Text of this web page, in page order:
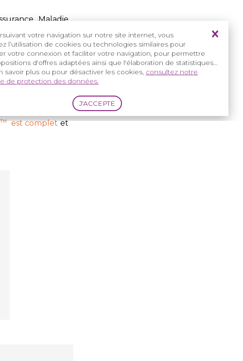
votre navigation sur notre site internet, vous
l’utilisation de cookies ou technologies similaires pour
votre connexion et faciliter votre navigation, pour permettre
d'offres adaptées ainsi que l'élaboration de statistiques...
savoir plus ou pour désactiver les cookies, consultez notre
de protection des données.
Maladie
chez l’adulte et
intra conduit,
lui-même, la
en moyenne.
TMest completet